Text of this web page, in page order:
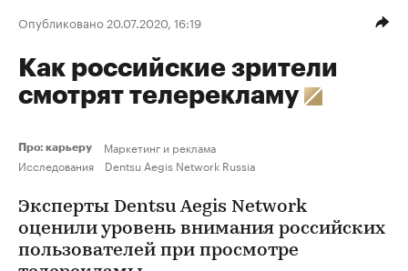
Опубликовано 20.07.2020, 16:19
Как российские зрители
смотрят телерекламу
Про: карьеру
Маркетинг и реклама
Исследования
Dentsu Aegis Network Russia
Эксперты Dentsu Aegis Network
оценили уровень внимания российских
пользователей при просмотре